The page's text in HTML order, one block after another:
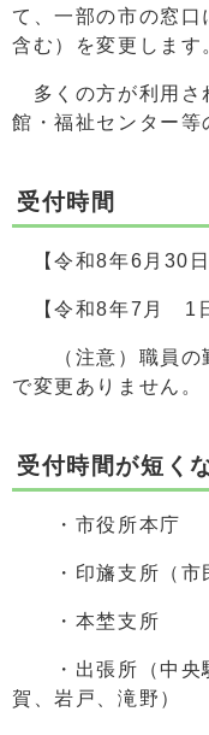
て、一部の市の窓
含む）を変更します
多くの方が利用さ
館・福祉センター等
受付時間
【令和8年6月30
【令和8年7月 1
（注意）職員の
で変更ありません。
受付時間が短く
・市役所本庁
・印旛支所（市
・本埜支所
・出張所（中央
賀、岩戸、滝野）